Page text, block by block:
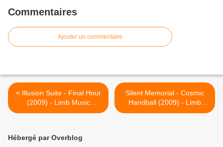
Commentaires
Ajouter un commentaire
< Illusion Suite - Final Hour
(2009) - Limb Music
Products - HEAVY SOUND
Silent Memorial - Cosmic
Handball (2009) - Limb
Music Products - HEAVY
Hébergé par Overblog